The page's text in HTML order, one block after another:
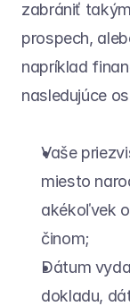
zabrániť
prospech,
napríklad
nasledujúce
Vaše
miesto
akékoľvek
činom;
Dátum
dokladu,